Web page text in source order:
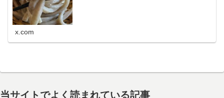
x.com
当サイトでよく読まれている記事